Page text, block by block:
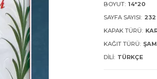
BOYUT: 14*20
SAYFA SAYISI: 232
KAPAK TÜRÜ:
KAĞIT TÜRÜ:
DILI: TÜRKÇE